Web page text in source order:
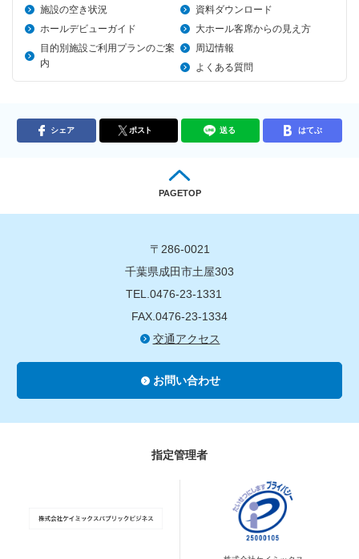
施設の空き状況
資料ダウンロード
ホールデビューガイド
大ホール客席からの見え方
目的別施設ご利用プランのご案
内
周辺情報
よくある質問
シェア ポスト 送る はてぶ
PAGETOP
〒286-0021
千葉県成田市土屋303
TEL.0476-23-1331
FAX.0476-23-1334
交通アクセス
お問い合わせ
指定管理者